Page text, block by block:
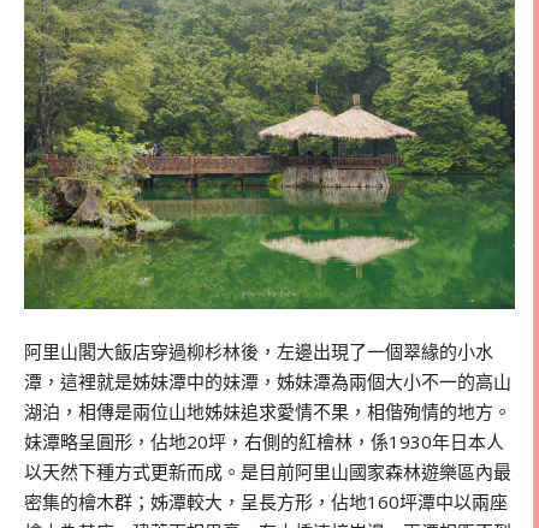
阿里山閣大飯店穿過柳杉林後，左邊出現了一個翠緣的小水
潭，這裡就是姊妹潭中的妹潭，姊妹潭為兩個大小不一的高山
湖泊，相傳是兩位山地姊妹追求愛情不果，相偕殉情的地方。
妹潭略呈圓形，佔地20坪，右側的紅檜林，係1930年日本人
以天然下種方式更新而成。是目前阿里山國家森林遊樂區內最
密集的檜木群；姊潭較大，呈長方形，佔地160坪潭中以兩座